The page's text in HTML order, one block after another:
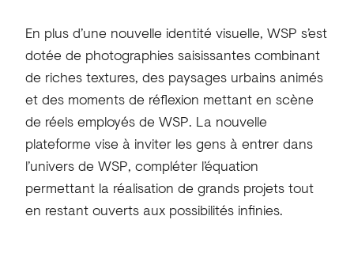
En plus d’une nouvelle identité visuelle, WSP s’est
dotée de photographies saisissantes combinant
de riches textures, des paysages urbains animés
et des moments de réflexion mettant en scène
de réels employés de WSP. La nouvelle
plateforme vise à inviter les gens à entrer dans
l’univers de WSP, compléter l’équation
permettant la réalisation de grands projets tout
en restant ouverts aux possibilités infinies.